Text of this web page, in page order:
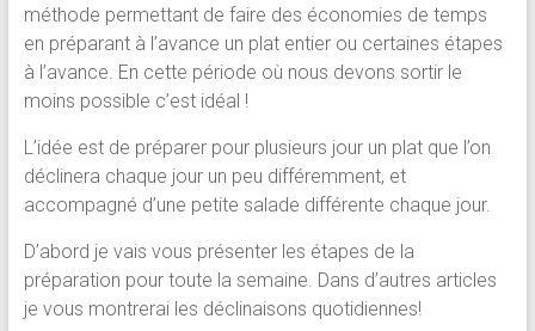
méthode permettant de faire des économies de temps
en préparant à l’avance un plat entier ou certaines étapes
à l’avance. En cette période où nous devons sortir le
moins possible c’est idéal !
L’idée est de préparer pour plusieurs jour un plat que l’on
déclinera chaque jour un peu différemment, et
accompagné d’une petite salade différente chaque jour.
D’abord je vais vous présenter les étapes de la
préparation pour toute la semaine. Dans d’autres articles
je vous montrerai les déclinaisons quotidiennes!